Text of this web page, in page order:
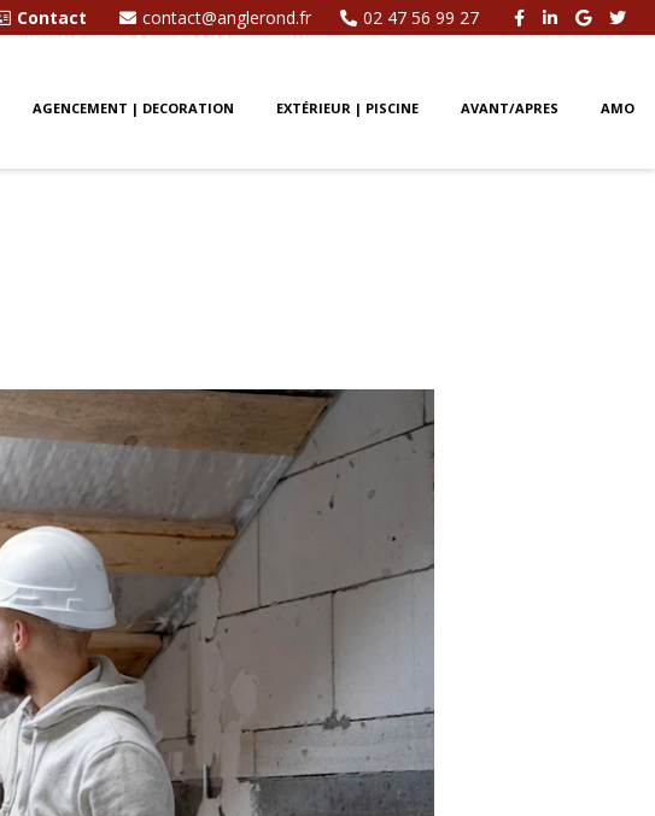
Contact contact@anglerond.fr 02 47 56 99 27
AGENCEMENT | DECORATION EXTÉRIEUR | PISCINE AVANT/APRES AMO